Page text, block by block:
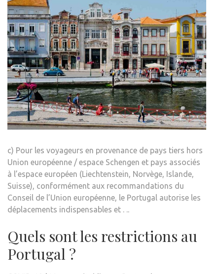
c) Pour les voyageurs en provenance de pays tiers hors
Union européenne / espace Schengen et pays associés
à l’espace européen (Liechtenstein, Norvège, Islande,
Suisse), conformément aux recommandations du
Conseil de l’Union européenne, le Portugal autorise les
déplacements indispensables et . ..
Quels sont les restrictions au
Portugal ?